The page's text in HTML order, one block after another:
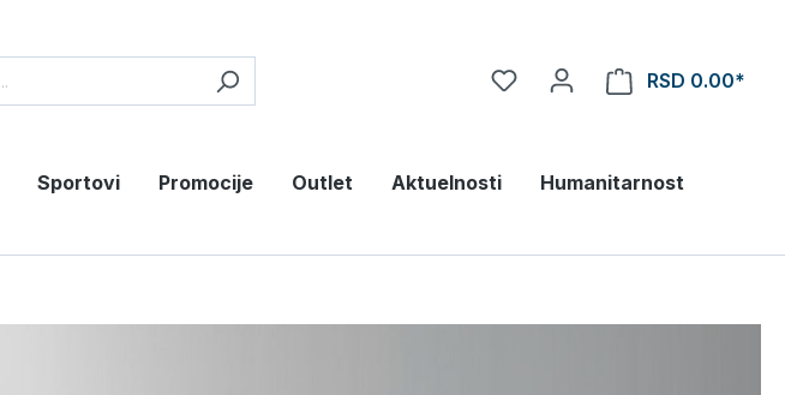
RSD 0.00*
Sportovi Promocije Outlet Aktuelnosti Humanitarnost